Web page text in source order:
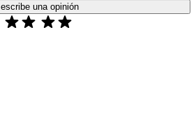
escribe una opinión